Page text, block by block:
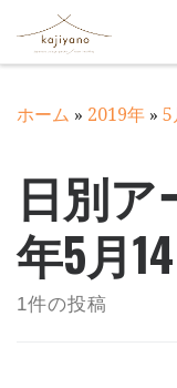
コンテンツへスキ
ホーム » 2019年 » 5
日別ア
年5月
1件の投稿